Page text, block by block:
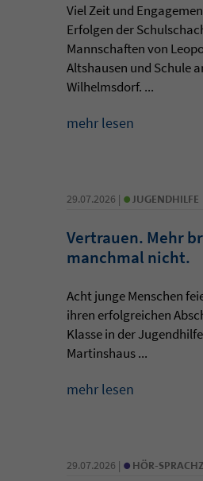
Viel Zeit und
Erfolgen der
Mannschaften von
Altshausen und Schule
Wilhelmsdorf. ...
mehr lesen
29.07.2026 | • JUGENDHILFE
Vertrauen. Mehr
manchmal nicht.
Acht junge Menschen
ihren erfolgreichen
Klasse in der
Martinshaus ...
mehr lesen
29.07.2026 | • HÖR-